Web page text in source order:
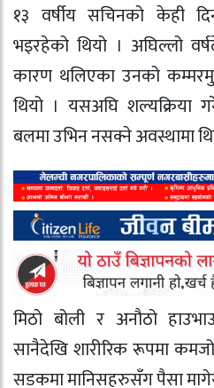
१३ वर्षीय सचिनको केही
भइरहेको थियो । अघिल्लो
कारण थलिएका उनको
थियो । यसअघि शल्यक्रिया
बलमा उभिन नसक्ने अवस्थामा
मिठो बोली र अनौठो
सानैदेखि शारीरिक रूपमा
सडकमा मानिसहरुसँग पैसा